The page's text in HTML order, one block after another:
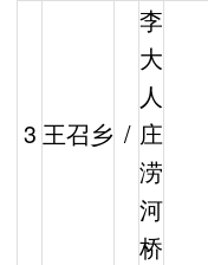
3 王召乡 /
李
大
人
庄
涝
河
桥